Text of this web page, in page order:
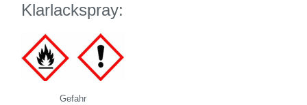
Klarlackspray:
Gefahr